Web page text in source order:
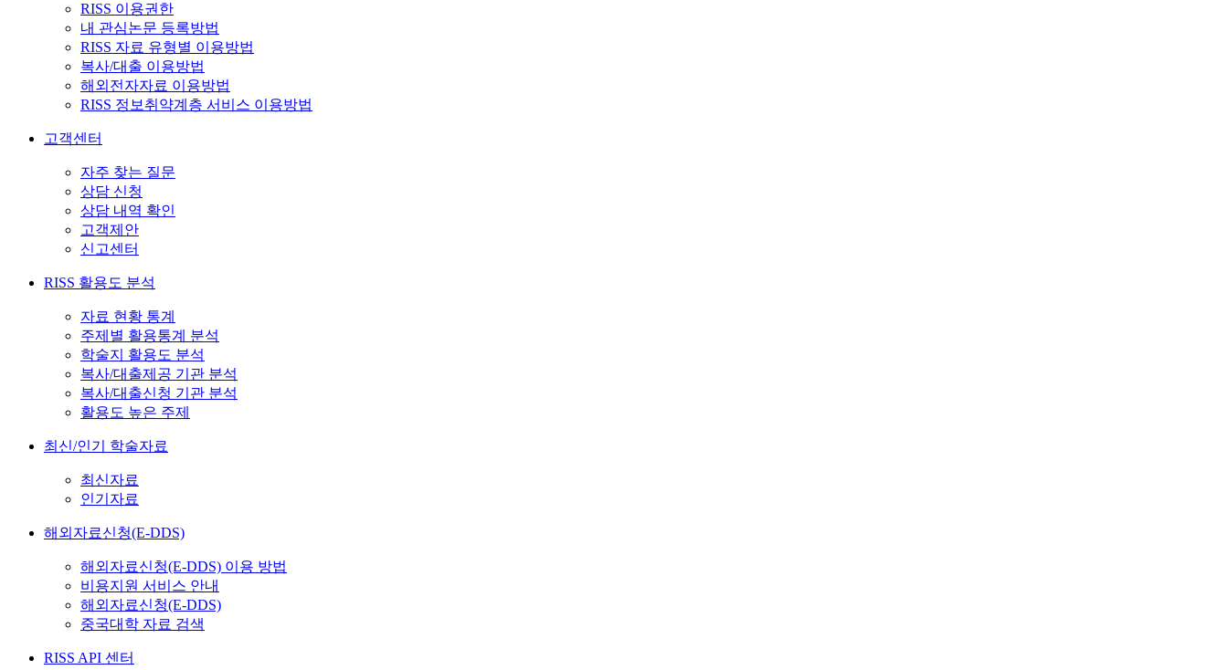
RISS 이용권한
내 관심논문 등록방법
RISS 자료 유형별 이용방법
복사/대출 이용방법
해외전자자료 이용방법
RISS 정보취약계층 서비스 이용방법
고객센터
자주 찾는 질문
상담 신청
상담 내역 확인
고객제안
신고센터
RISS 활용도 분석
자료 현황 통계
주제별 활용통계 분석
학술지 활용도 분석
복사/대출제공 기관 분석
복사/대출신청 기관 분석
활용도 높은 주제
최신/인기 학술자료
최신자료
인기자료
해외자료신청(E-DDS)
해외자료신청(E-DDS) 이용 방법
비용지원 서비스 안내
해외자료신청(E-DDS)
중국대학 자료 검색
RISS API 센터